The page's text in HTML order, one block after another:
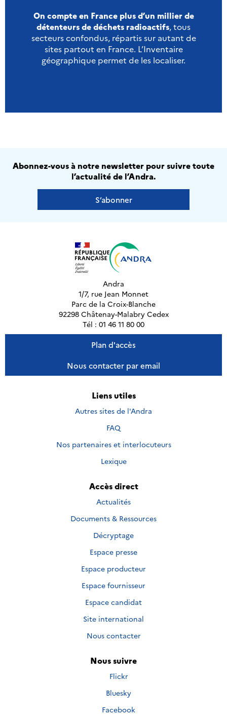
On compte en France plus d’un millier de
détenteurs de déchets radioactifs, tous
secteurs confondus, répartis sur autant de
sites partout en France. L’Inventaire
géographique permet de les localiser.
Abonnez-vous à notre newsletter pour suivre toute
l’actualité de l’Andra.
S’abonner
Andra
1/7, rue Jean Monnet
Parc de la Croix-Blanche
92298 Châtenay-Malabry Cedex
Tél : 01 46 11 80 00
Plan d'accès
Nous contacter par email
Liens utiles
Autres sites de l'Andra
FAQ
Nos partenaires et interlocuteurs
Lexique
Accès direct
Actualités
Documents & Ressources
Décryptage
Espace presse
Espace producteur
Espace fournisseur
Espace candidat
Site international
Nous contacter
Nous suivre
Nous
sur
Flickr
Nous
sur
Bluesky
Nous
Facebook